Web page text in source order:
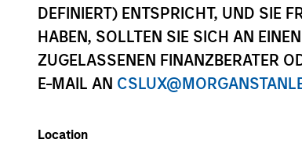
DEFINIERT) ENTSPRICHT, UND SIE
HABEN, SOLLTEN SIE SICH AN
ZUGELASSENEN FINANZBERATER
E-MAIL AN
Location